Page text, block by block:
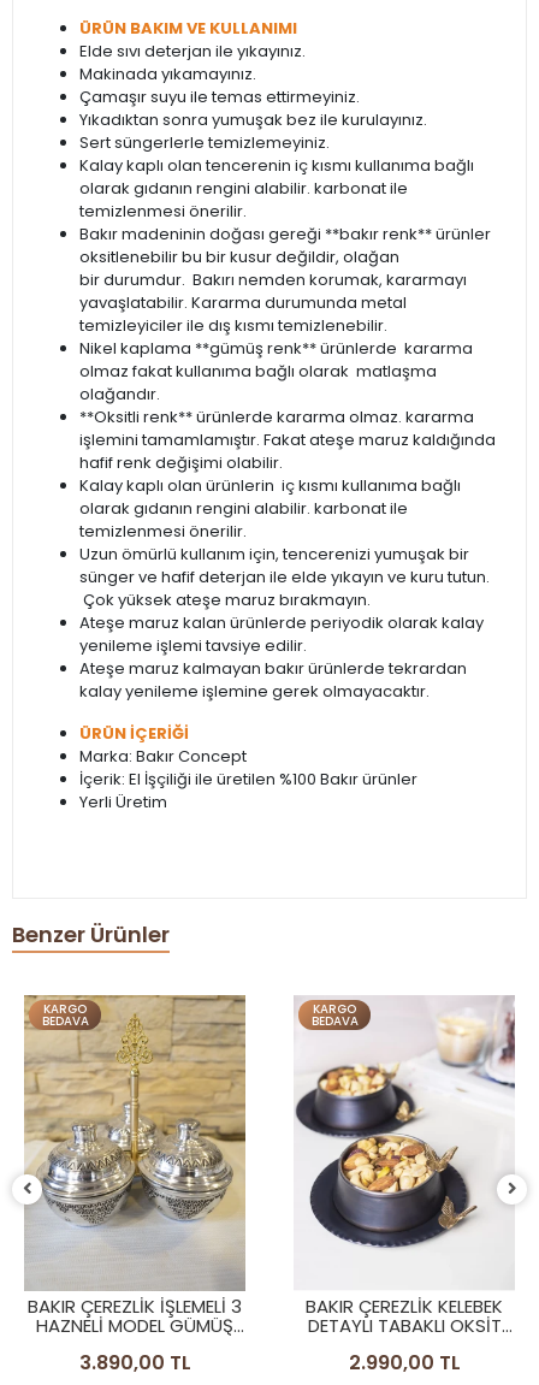
ÜRÜN BAKIM VE KULLANIMI
Elde sıvı deterjan ile yıkayınız.
Makinada yıkamayınız.
Çamaşır suyu ile temas ettirmeyiniz.
Yıkadıktan sonra yumuşak bez ile kurulayınız.
Sert süngerlerle temizlemeyiniz.
Kalay kaplı olan tencerenin iç kısmı kullanıma bağlı
olarak gıdanın rengini alabilir. karbonat ile
temizlenmesi önerilir.
Bakır madeninin doğası gereği **bakır renk** ürünler
oksitlenebilir bu bir kusur değildir, olağan
bir durumdur. Bakırı nemden korumak, kararmayı
yavaşlatabilir. Kararma durumunda metal
temizleyiciler ile dış kısmı temizlenebilir.
Nikel kaplama **gümüş renk** ürünlerde kararma
olmaz fakat kullanıma bağlı olarak matlaşma
olağandır.
**Oksitli renk** ürünlerde kararma olmaz. kararma
işlemini tamamlamıştır. Fakat ateşe maruz kaldığında
hafif renk değişimi olabilir.
Kalay kaplı olan ürünlerin iç kısmı kullanıma bağlı
olarak gıdanın rengini alabilir. karbonat ile
temizlenmesi önerilir.
Uzun ömürlü kullanım için, tencerenizi yumuşak bir
sünger ve hafif deterjan ile elde yıkayın ve kuru tutun.
Çok yüksek ateşe maruz bırakmayın.
Ateşe maruz kalan ürünlerde periyodik olarak kalay
yenileme işlemi tavsiye edilir.
Ateşe maruz kalmayan bakır ürünlerde tekrardan
kalay yenileme işlemine gerek olmayacaktır.
ÜRÜN İÇERİĞİ
Marka: Bakır Concept
İçerik: El İşçiliği ile üretilen %100 Bakır ürünler
Yerli Üretim
Benzer Ürünler
KARGO
BEDAVA
BAKIR ÇEREZLİK İŞLEMELİ 3
HAZNELİ MODEL GÜMÜŞ
3.890,00 TL
KARGO
BEDAVA
BAKIR ÇEREZLİK KELEBEK
DETAYLI TABAKLI OKSİT
2.990,00 TL